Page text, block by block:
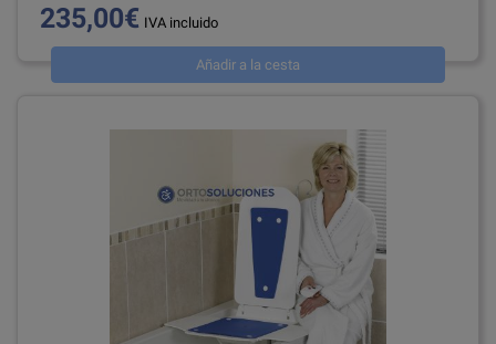
235,00€ IVA incluido
Añadir a la cesta